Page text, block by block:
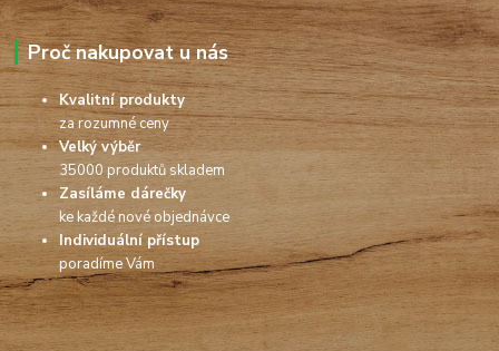
Proč nakupovat u nás
Kvalitní produkty
za rozumné ceny
Velký výběr
35000 produktů skladem
Zasíláme dárečky
ke každé nové objednávce
Individuální přístup
poradíme Vám